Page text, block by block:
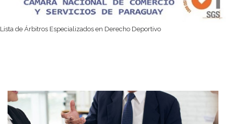
Lista de Árbitros Especializados en Derecho Deportivo